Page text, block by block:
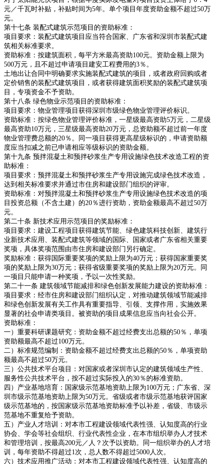
元／千瓦时补贴，补贴时间为5年。单个项目年度资助金额不超过50万
元。
第十七条 装配式建筑示范项目的资助标准：
项目要求：装配式建筑项目应当符合国家、广东省和深圳市装配式建
筑相关标准要求。
资助标准：按建筑面积，每平方米最高资助100元。资助金额上限为
500万元，且不超过申请项目建安工程费用的3％。
土地出让合同中明确要求实施装配式建筑的项目，或者政府回购或者
定价销售的装配式建筑项目，或者获得建筑面积奖励的装配式建筑项
目，专项资金不予资助。
第十八条 绿色物业示范项目的资助标准：
项目要求：物业管理项目获得深圳市级绿色物业管理评价标识。
资助标准：按绿色物业管理评价标准，一星级最高资助5万元，二星级
最高资助10万元，三星级最高资助20万元，总资助额不超过前一年度
物业管理费总额的20％。同一项目获得更高星级标识的，申请资助额
度应当扣减之前已申请相应等级标识的资助金额。
第十九条 预拌混凝土和预拌砂浆生产专用设施绿色技术改造工程的资
助标准：
项目要求：预拌混凝土和预拌砂浆生产专用设施完成绿色技术改造，
达到相关标准要求并通过市住房和建设部门组织的评审。
资助标准：对预拌混凝土和预拌砂浆生产专用设施绿色技术改造的项
目投资总额（不含土建）的20％进行资助，资助金额最高不超过50万
元。
第二十条 新技术应用示范项目的奖励标准：
项目要求：建设工程项目获得建筑节能、绿色建筑科技创新、建筑行
业新技术应用、装配式建筑等领域的国际、国家或者广东省相关重要
奖项，具体奖项范围由市住房和建设部门另行确定。
奖励标准：获得国际重要奖项的奖励上限为40万元；获得国家重要奖
项的奖励上限为30万元；获得省级重要奖项的奖励上限为20万元。同
一项目只能申请一种奖项，予以一次性奖励。
第二十一条 建筑领域节能减排和绿色创新发展能力建设的资助标准：
项目要求：经市住房和建设部门组织认定，对推动建筑领域节能减排
和绿色创新发展有关工作具有重要指导、引领、支撑作用，实施效果
显著的社会申请类项目。被资助的项目成果信息应当向社会公开。
资助标准：
一）重要科研课题研究：资助金额不超过经费支出总额的50％，单项
资助额最高不超过100万元。
二）标准规范编制：资助金额不超过经费支出总额的50％，单项资助
额最高不超过50万元。
三）公共技术平台项目：对国家或者深圳市认定的建筑领域生产性、
服务性公共技术平台，按不超过实际投入的30％的标准资助。
四）产业基地培育：国家级示范基地资助上限为100万元；广东省、深
圳市级示范基地资助上限为50万元。省级或者市级示范基地获评国家
级示范基地的，按国家级示范基地资助标准予以补差，省级、市级示
范基地不重复给予资助。
五）产业人才培训：对本市工程建设领域代表性强、认知度高的行业
协会、学会等社会组织、行业代表性企业，在本市组织举办人才技术
和管理培训，按最高200元／人？次予以资助。同一组织举办的人才培
训，每年资助不得超过1次，总人数不得超过5000人次。
六）技术应用推广活动：对本市工程建设领域代表性强、认知度高的